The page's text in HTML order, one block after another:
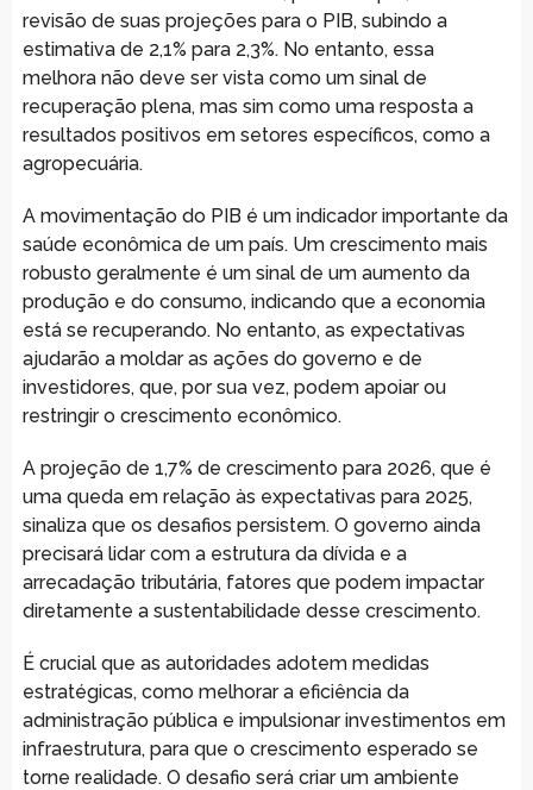
revisão de suas projeções para o PIB, subindo a
estimativa de 2,1% para 2,3%. No entanto, essa
melhora não deve ser vista como um sinal de
recuperação plena, mas sim como uma resposta a
resultados positivos em setores específicos, como a
agropecuária.
A movimentação do PIB é um indicador importante da
saúde econômica de um país. Um crescimento mais
robusto geralmente é um sinal de um aumento da
produção e do consumo, indicando que a economia
está se recuperando. No entanto, as expectativas
ajudarão a moldar as ações do governo e de
investidores, que, por sua vez, podem apoiar ou
restringir o crescimento econômico.
A projeção de 1,7% de crescimento para 2026, que é
uma queda em relação às expectativas para 2025,
sinaliza que os desafios persistem. O governo ainda
precisará lidar com a estrutura da dívida e a
arrecadação tributária, fatores que podem impactar
diretamente a sustentabilidade desse crescimento.
É crucial que as autoridades adotem medidas
estratégicas, como melhorar a eficiência da
administração pública e impulsionar investimentos em
infraestrutura, para que o crescimento esperado se
torne realidade. O desafio será criar um ambiente